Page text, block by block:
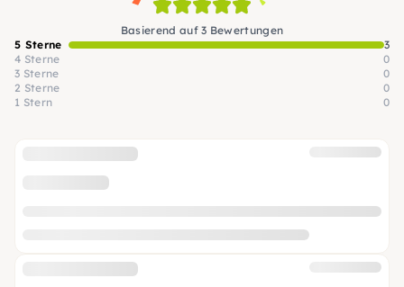
Basierend auf 3 Bewertungen
5 Sterne
3
4 Sterne
0
3 Sterne
0
2 Sterne
0
1 Stern
0